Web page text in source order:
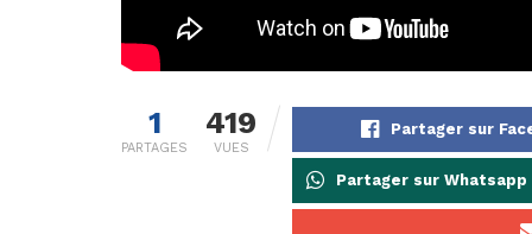
1
PARTAGES
419
VUES
Partager sur
Partager sur Whatsapp